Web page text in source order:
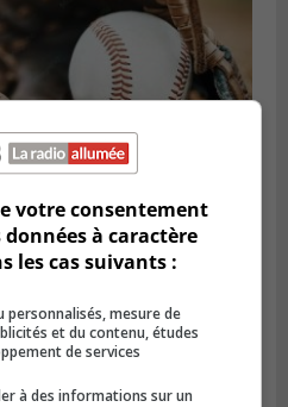
face à ABC 16U
votre consentement
à caractère
les cas suivants :
personnalisés, mesure de
et du contenu, études
de services
à des informations sur un